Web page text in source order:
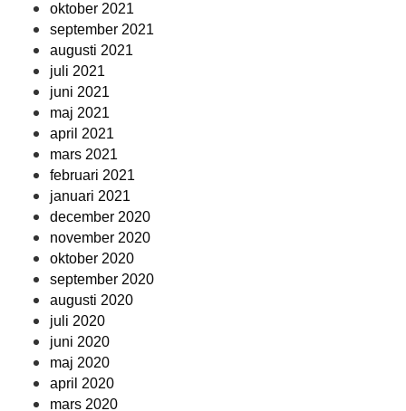
oktober 2021
september 2021
augusti 2021
juli 2021
juni 2021
maj 2021
april 2021
mars 2021
februari 2021
januari 2021
december 2020
november 2020
oktober 2020
september 2020
augusti 2020
juli 2020
juni 2020
maj 2020
april 2020
mars 2020